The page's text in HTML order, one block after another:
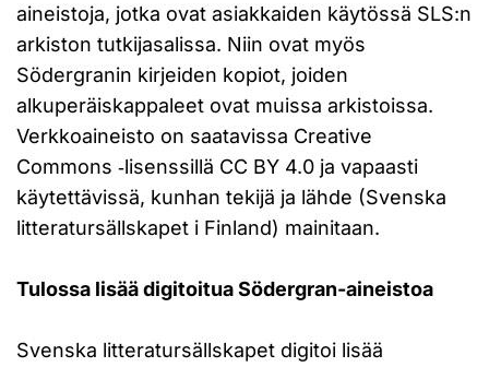
aineistoja, jotka ovat asiakkaiden käytössä SLS:n
arkiston tutkijasalissa. Niin ovat myös
Södergranin kirjeiden kopiot, joiden
alkuperäiskappaleet ovat muissa arkistoissa.
Verkkoaineisto on saatavissa Creative
Commons ‑lisenssillä CC BY 4.0 ja vapaasti
käytettävissä, kunhan tekijä ja lähde (Svenska
litteratursällskapet i Finland) mainitaan.
Tulossa lisää digitoitua Södergran-aineistoa
Svenska litteratursällskapet digitoi lisää